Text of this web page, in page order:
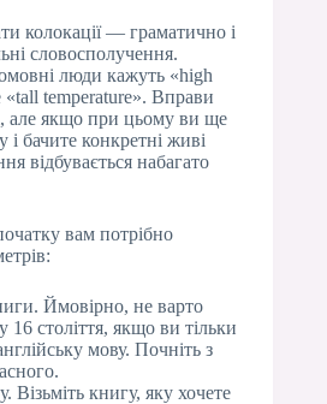
колокації — граматично і
словосполучення.
люди кажуть «high
«tall temperature». Вправи
але якщо при цьому ви ще
і бачите конкретні живі
відбувається набагато
вам потрібно
Ймовірно, не варто
16 століття, якщо ви тільки
мову. Почніть з
Візьміть книгу, яку хочете